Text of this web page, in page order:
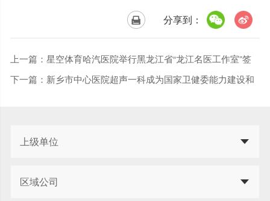
分享到：
上一篇： 星空体育哈汽医院举行黑龙江省“龙江名医工作室”签
约暨消化内镜诊疗中心启动仪式
下一篇： 新乡市中心医院超声一科成为国家卫健委能力建设和
上级单位
区域公司